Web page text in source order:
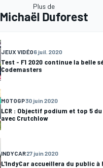
Plus de
Michaël Duforest
JEUX VIDÉO6 juil. 2020
Test - F1 2020 continue la belle
Codemasters
MOTOGP30 juin 2020
LCR : Objectif podium et top 5
avec Crutchlow
INDYCAR27 juin 2020
L'IndyCar accueillera du public à